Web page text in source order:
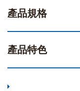
產品規格
產品特色